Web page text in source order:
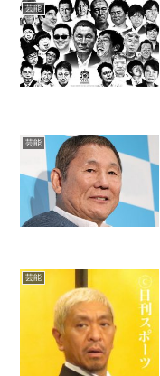
芸能
芸能
芸能